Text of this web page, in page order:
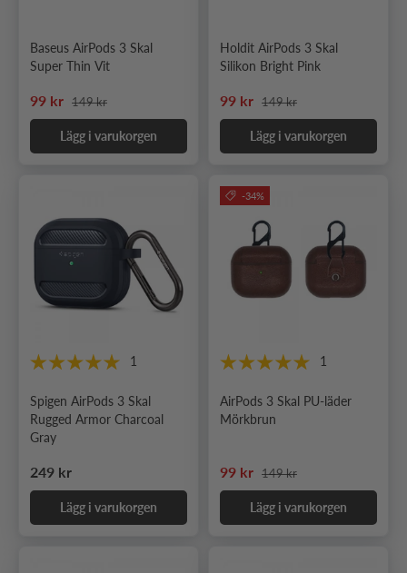
Baseus AirPods 3 Skal
Super Thin Vit
Nedsatt pris
99 kr Ordinarie pris
149 kr
Lägg i varukorgen
Holdit AirPods 3 Skal
Silikon Bright Pink
Nedsatt pris
99 kr Ordinarie pris
149 kr
Lägg i varukorgen
1
Spigen AirPods 3 Skal
Rugged Armor Charcoal
Gray
Ordinarie pris
249 kr
Lägg i varukorgen
-34%
1
AirPods 3 Skal PU-läder
Mörkbrun
Nedsatt pris
99 kr Ordinarie pris
149 kr
Lägg i varukorgen